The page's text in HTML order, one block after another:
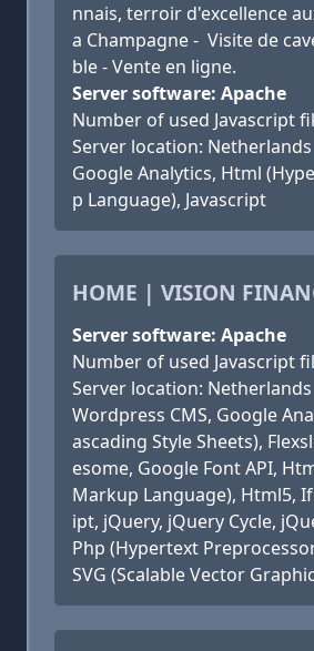
nnais, terroir d'excellence
a Champagne - Visite de
ble - Vente en ligne.
Server software: Apache
Number of used Javascript
Server location: Netherlands
Google Analytics, Html
p Language), Javascript
HOME | VISION
Server software: Apache
Number of used Javascript
Server location: Netherlands
Wordpress CMS, Google
ascading Style Sheets),
esome, Google Font API,
Markup Language), Html5,
ipt, jQuery, jQuery Cycle,
Php (Hypertext
SVG (Scalable Vector